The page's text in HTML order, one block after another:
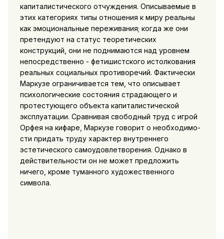
капиталистического отчуждения. Описываемые в
этих катего­риях типы отношения к миру реальны
как эмоциональные пе­реживания; когда же они
претендуют на статус теоретических
конструкций, они не поднимаются над уровнем
непосредственно - фетишистского истолкования
реальных социальных противоре­чий. Фактически
Маркузе ограничивается тем, что описывает
психологические состояния страдающего и
протестующего объ­екта капиталистической
эксплуатации. Сравнивая свободный труд с игрой
Орфея на кифаре, Маркузе говорит о необходимо­
сти придать труду характер внутреннего
эстетического самоудов­летворения. Однако в
действительности он не может предло­жить
ничего, кроме туманного художественного
символа.